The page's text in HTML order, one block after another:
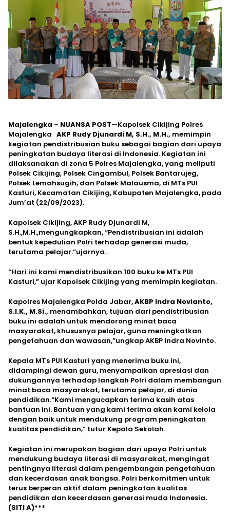
Majalengka – NUANSA POST—Kapolsek Cikijing Polres
Majalengka AKP Rudy Djunardi M, S.H., M.H., memimpin
kegiatan pendistribusian buku sebagai bagian dari upaya
peningkatan budaya literasi di Indonesia. Kegiatan ini
dilaksanakan di zona 5 Polres Majalengka, yang meliputi
Polsek Cikijing, Polsek Cingambul, Polsek Bantarujeg,
Polsek Lemahsugih, dan Polsek Malausma, di MTs PUI
Kasturi, Kecamatan Cikijing, Kabupaten Majalengka, pada
Jum’at (22/09/2023).
Kapolsek Cikijing, AKP Rudy Djunardi M,
S.H.,M.H.,mengungkapkan, “Pendistribusian ini adalah
bentuk kepedulian Polri terhadap generasi muda,
terutama pelajar.”ujarnya.
“Hari ini kami mendistribusikan 100 buku ke MTs PUI
Kasturi,” ujar Kapolsek Cikijing yang memimpin kegiatan.
Kapolres Majalengka Polda Jabar,AKBP Indra Novianto,
S.I.K., M.Si., menambahkan, tujuan dari pendistribusian
buku ini adalah untuk mendorong minat baca
masyarakat, khususnya pelajar, guna meningkatkan
pengetahuan dan wawasan,”ungkap AKBP Indra Novinto.
Kepala MTs PUI Kasturi yang menerima buku ini,
didampingi dewan guru, menyampaikan apresiasi dan
dukungannya terhadap langkah Polri dalam membangun
minat baca masyarakat, terutama pelajar, di dunia
pendidikan.“Kami mengucapkan terima kasih atas
bantuan ini. Bantuan yang kami terima akan kami kelola
dengan baik untuk mendukung program peningkatan
kualitas pendidikan,” tutur Kepala Sekolah.
Kegiatan ini merupakan bagian dari upaya Polri untuk
mendukung budaya literasi di masyarakat, mengingat
pentingnya literasi dalam pengembangan pengetahuan
dan kecerdasan anak bangsa. Polri berkomitmen untuk
terus berperan aktif dalam peningkatan kualitas
pendidikan dan kecerdasan generasi muda Indonesia.
(SITI A)***